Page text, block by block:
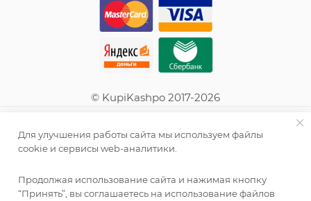
© KupiKashpo 2017-2026
ПОМОЩЬ
Для улучшения работы сайта мы используем файлы
cookie и сервисы web-аналитики.
Продолжая использование сайта и нажимая кнопку
“Принять”, вы соглашаетесь на использование файлов